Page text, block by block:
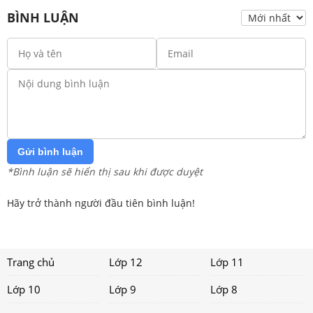
BÌNH LUẬN
Gửi bình luận
*Bình luận sẽ hiển thị sau khi được duyệt
Hãy trở thành người đầu tiên bình luận!
Trang chủ Lớp 12
Lớp 11
Lớp 10
Lớp 9
Lớp 8